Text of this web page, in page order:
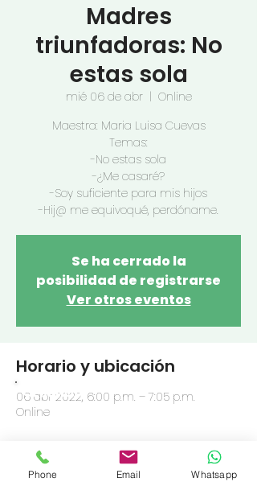
Madres
triunfadoras: No
estas sola
mié 06 de abr
  |
Online
Maestra: Maria Luisa Cuevas
Temas:
-No estas sola
-¿Me casaré?
-Soy suficiente para mis hijos
-Hij@ me equivoqué, perdóname.
Se ha cerrado la
posibilidad de registrarse
Ver otros eventos
Horario y ubicación
06 abr 2022, 6:00 p.m. – 7:05 p.m.
Online
Compartir este evento
OFRENDA
Phone Email Whatsapp